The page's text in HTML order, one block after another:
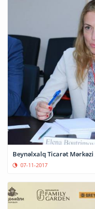
Beynəlxalq Ticarət
07-11-2017